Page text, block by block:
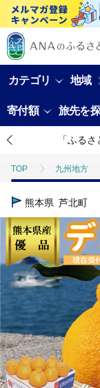
カテゴリ 地域
寄付額 旅先を
「ふる
TOP 九州地方
TOP
熊本県 芦北町